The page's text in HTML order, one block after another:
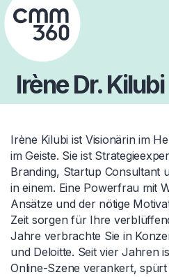
Skip
to
content
Irène Dr. Kilubi
Irène Kilubi ist Visionärin im
im Geiste. Sie ist
Branding, Startup Consultant
in einem. Eine Powerfrau mit
Ansätze und der nötige
Zeit sorgen für Ihre
Jahre verbrachte Sie in
und Deloitte. Seit vier Jahren
Online-Szene verankert,